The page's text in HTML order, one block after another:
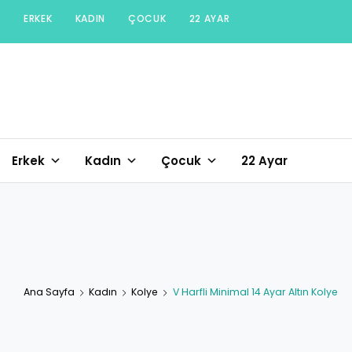
content
ERKEK KADIN ÇOCUK 22 AYAR
Erkek Kadın Çocuk 22 Ayar
Ana Sayfa Kadın Kolye V Harfli Minimal 14 Ayar Altın Kolye